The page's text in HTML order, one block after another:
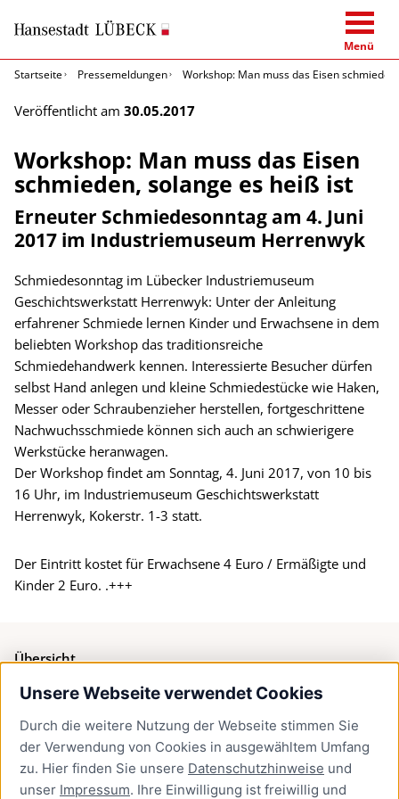
Unsere Webseite verwendet Cookies
Durch die weitere Nutzung der Webseite stimmen Sie
der Verwendung von Cookies in ausgewähltem Umfang
zu. Hier finden Sie unsere Datenschutzhinweise und
unser Impressum. Ihre Einwilligung ist freiwillig und
Menü
Startseite
Pressemeldungen Workshop: Man muss das Eisen
Veröffentlicht am 30.05.2017
Workshop: Man muss das Eisen
schmieden, solange es heiß ist
Erneuter Schmiedesonntag am 4. Juni
2017 im Industriemuseum Herrenwyk
Schmiedesonntag im Lübecker Industriemuseum
Geschichtswerkstatt Herrenwyk: Unter der Anleitung
erfahrener Schmiede lernen Kinder und Erwachsene in dem
beliebten Workshop das traditionsreiche
Schmiedehandwerk kennen. Interessierte Besucher dürfen
selbst Hand anlegen und kleine Schmiedestücke wie Haken,
Messer oder Schraubenzieher herstellen, fortgeschrittene
Nachwuchsschmiede können sich auch an schwierigere
Werkstücke heranwagen.
Der Workshop findet am Sonntag, 4. Juni 2017, von 10 bis
16 Uhr, im Industriemuseum Geschichtswerkstatt
Herrenwyk, Kokerstr. 1-3 statt.
Der Eintritt kostet für Erwachsene 4 Euro / Ermäßigte und
Kinder 2 Euro. .+++
Übersicht
Bürgerservice
Presse
Newsletter Lübeck:kompakt
Kontakt